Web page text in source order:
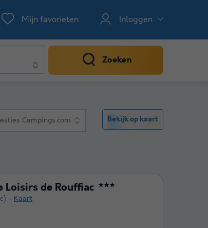
Mijn favorieten Inloggen
Zoeken
Campings.com Bekijk op kaart
Loisirs de Rouffiac ★★★
Kaart